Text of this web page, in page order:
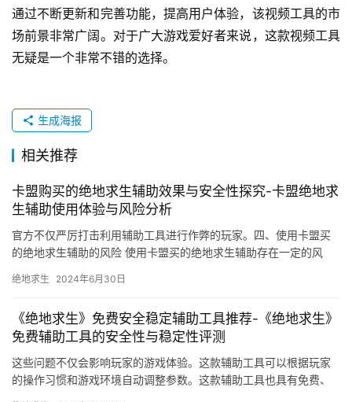
通过不断更新和完善功能，提高用户体验，该视频工具的市
场前景非常广阔。对于广大游戏爱好者来说，这款视频工具
无疑是一个非常不错的选择。
生成海报
相关推荐
卡盟购买的绝地求生辅助效果与安全性探究-卡盟绝地求
生辅助使用体验与风险分析
官方不仅严厉打击利用辅助工具进行作弊的玩家。四、使用卡盟买
的绝地求生辅助的风险 使用卡盟买的绝地求生辅助存在一定的风
绝地求生 2024年6月30日
《绝地求生》免费安全稳定辅助工具推荐-《绝地求生》
免费辅助工具的安全性与稳定性评测
这些问题不仅会影响玩家的游戏体验。这款辅助工具可以根据玩家
的操作习惯和游戏环境自动调整参数。这款辅助工具也具有免费、